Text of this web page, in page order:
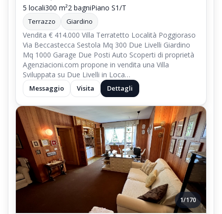
5 locali300 m²2 bagniPiano S1/T
Terrazzo Giardino
Vendita € 414.000 Villa Terratetto Località Poggioraso
Via Beccastecca Sestola Mq 300 Due Livelli Giardino
Mq 1000 Garage Due Posti Auto Scoperti di proprietà
Agenziacioni.com propone in vendita una Villa
Sviluppata su Due Livelli in Loca…
Messaggio Visita Dettagli
1/170